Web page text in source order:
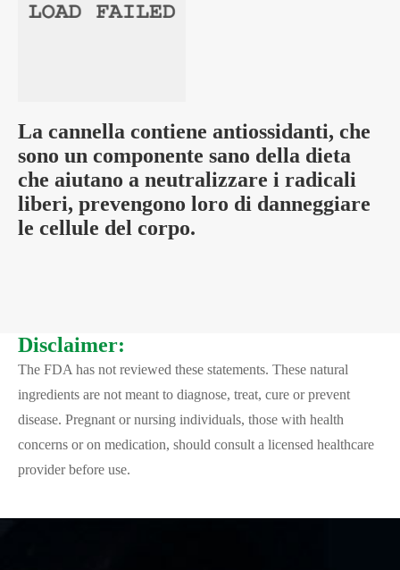
La cannella contiene antiossidanti, che
sono un componente sano della dieta
che aiutano a neutralizzare i radicali
liberi, prevengono loro di danneggiare
le cellule del corpo.
Disclaimer:
The FDA has not reviewed these statements. These natural
ingredients are not meant to diagnose, treat, cure or prevent
disease. Pregnant or nursing individuals, those with health
concerns or on medication, should consult a licensed healthcare
provider before use.